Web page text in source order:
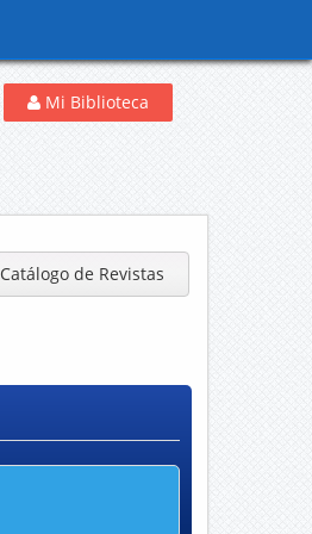
Mi Biblioteca
Catálogo de Revistas